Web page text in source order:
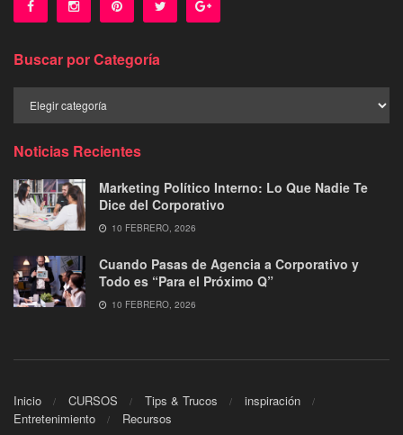
Buscar por Categoría
por
Noticias Recientes
Marketing Político Interno: Lo Que Nadie Te
Dice del Corporativo
10 FEBRERO, 2026
Cuando Pasas de Agencia a Corporativo y
Todo es “Para el Próximo Q”
10 FEBRERO, 2026
Inicio CURSOS Tips & Trucos
inspiración
Entretenimiento
Recursos